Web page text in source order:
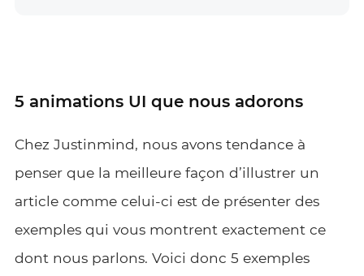
5 animations UI que nous adorons
Chez Justinmind, nous avons tendance à
penser que la meilleure façon d’illustrer un
article comme celui-ci est de présenter des
exemples qui vous montrent exactement ce
dont nous parlons. Voici donc 5 exemples